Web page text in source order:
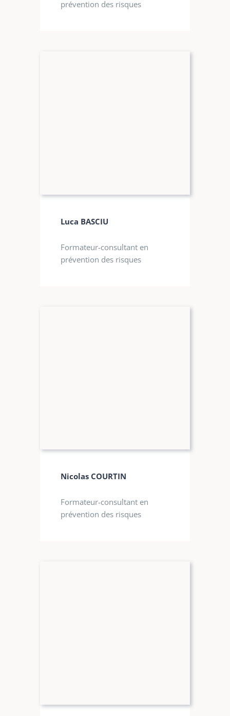
prévention des risques
Luca BASCIU
Formateur-consultant en
prévention des risques
Nicolas COURTIN
Formateur-consultant en
prévention des risques